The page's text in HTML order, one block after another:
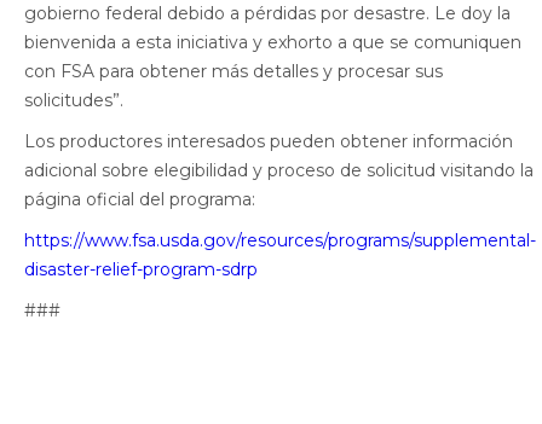
gobierno federal debido a pérdidas por desastre. Le doy la
bienvenida a esta iniciativa y exhorto a que se comuniquen
con FSA para obtener más detalles y procesar sus
solicitudes”.
Los productores interesados pueden obtener información
adicional sobre elegibilidad y proceso de solicitud visitando la
página oficial del programa:
https://www.fsa.usda.gov/resources/programs/supplemental-
disaster-relief-program-sdrp
###